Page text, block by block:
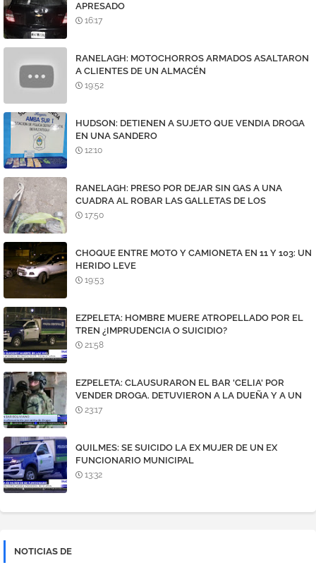
APRESADO
16:17
RANELAGH: MOTOCHORROS ARMADOS ASALTARON
A CLIENTES DE UN ALMACÉN
19:52
HUDSON: DETIENEN A SUJETO QUE VENDIA DROGA
EN UNA SANDERO
12:10
RANELAGH: PRESO POR DEJAR SIN GAS A UNA
CUADRA AL ROBAR LAS GALLETAS DE LOS
MEDIDORES
17:50
CHOQUE ENTRE MOTO Y CAMIONETA EN 11 Y 103: UN
HERIDO LEVE
19:53
EZPELETA: HOMBRE MUERE ATROPELLADO POR EL
TREN ¿IMPRUDENCIA O SUICIDIO?
21:58
EZPELETA: CLAUSURARON EL BAR 'CELIA' POR
VENDER DROGA. DETUVIERON A LA DUEÑA Y A UN
DEALER
23:17
QUILMES: SE SUICIDO LA EX MUJER DE UN EX
FUNCIONARIO MUNICIPAL
13:32
NOTICIAS DE